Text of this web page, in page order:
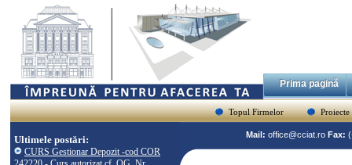
Prima pagină
Topul Firmelor Proiecte
Ultimele postări:
CURS Gestionar Depozit -cod COR
Mail: office@cciat.ro Fax: